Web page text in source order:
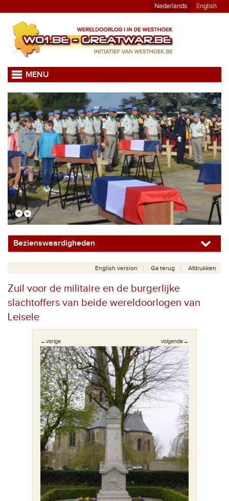
Nederlands English
MENU
Bezienswaardigheden
English version Ga terug Afdrukken
Zuil voor de militaire en de burgerlijke
slachtoffers van beide wereldoorlogen van
Leisele
←vorige volgende→